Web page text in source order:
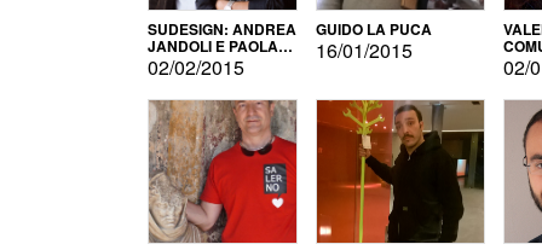
SUDESIGN: ANDREA
JANDOLI E PAOLA
PISAPIA
02/02/2015
GUIDO LA PUCA
16/01/2015
02/